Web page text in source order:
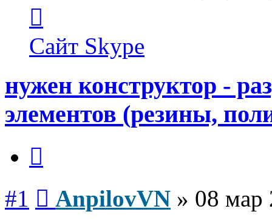
пользователя
AnpilovVN
Сайт Skype
нужен конструктор -
элементов (резины,
#1 AnpilovVN » 08 мар